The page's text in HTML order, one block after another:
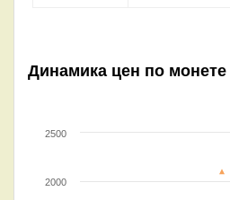
Динамика цен по монете
2000
2500